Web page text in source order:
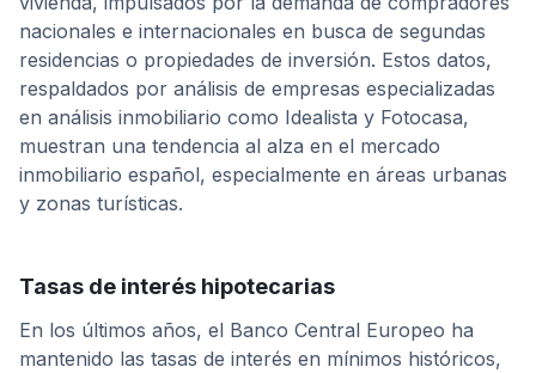
nacionales e internacionales en busca de segundas
residencias o propiedades de inversión. Estos datos,
respaldados por análisis de empresas especializadas
en análisis inmobiliario como Idealista y Fotocasa,
muestran una tendencia al alza en el mercado
inmobiliario español, especialmente en áreas urbanas
y zonas turísticas.
Tasas de interés hipotecarias
En los últimos años, el Banco Central Europeo ha
mantenido las tasas de interés en mínimos históricos,